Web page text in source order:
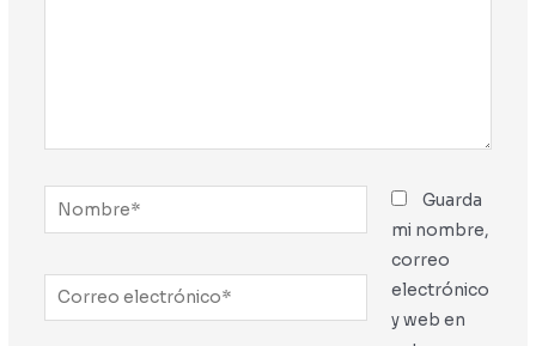
Nombre*
Correo
electrónico*
Guarda
mi nombre,
correo
electrónico
y web en